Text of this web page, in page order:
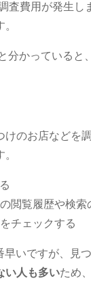
費用が発生し
かっている
のお店などを
閲覧履歴や検
チェックする
いですが、
い人も多いため